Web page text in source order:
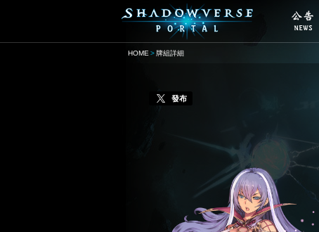
HOME 牌組詳細
發布